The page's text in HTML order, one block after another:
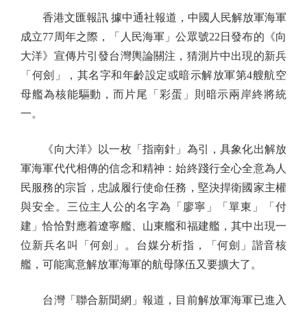
香港文匯報訊 據中通社報道，中國人民解放軍海軍
成立77周年之際，「人民海軍」公眾號22日發布的《向
大洋》宣傳片引發台灣輿論關注，猜測片中出現的新兵
「何劍」，其名字和年齡設定或暗示解放軍第4艘航空
母艦為核能驅動，而片尾「彩蛋」則暗示兩岸終將統
一。
《向大洋》以一枚「指南針」為引，具象化出解放
軍海軍代代相傳的信念和精神：始終踐行全心全意為人
民服務的宗旨，忠誠履行使命任務，堅決捍衛國家主權
與安全。三位主人公的名字為「廖寧」「單東」「付
建」恰恰對應着遼寧艦、山東艦和福建艦，其中出現一
位新兵名叫「何劍」。台媒分析指，「何劍」諧音核
艦，可能寓意解放軍海軍的航母隊伍又要擴大了。
台灣「聯合新聞網」報道，目前解放軍海軍已進入